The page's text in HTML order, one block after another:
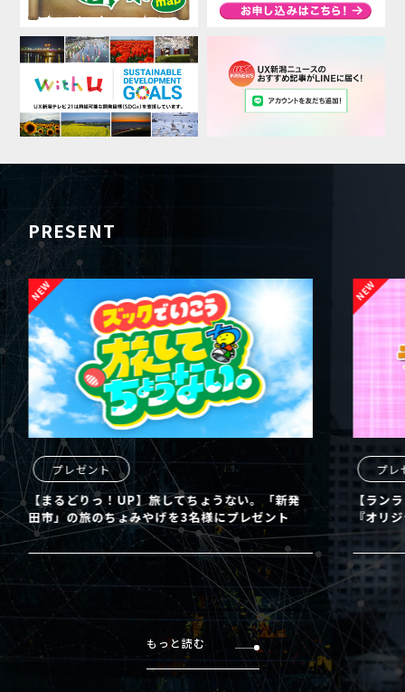
PRESENT
プレゼント
【まるどりっ！UP】旅してちょうない。「新発
田市」の旅のちょみやげを3名様にプレゼント
プレ
【ラン
『オリ
もっと読む